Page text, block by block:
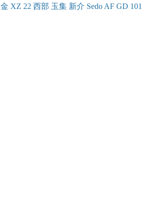
金 XZ 22 西部 玉集 新介 Sedo AF GD 101